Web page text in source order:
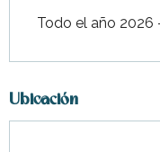
Todo el año
Ubicación